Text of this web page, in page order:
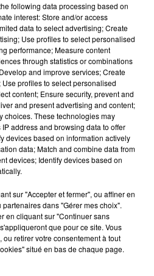
Didi B dévoilent le single le plus
de l’année
et Amélie Lens dévoilent leur
tant attendue
Blanco invite Selena Gomez et
invite Charlie Puth pour une
following data processing based on
interest: Store and/or access
data to select advertising; Create
Use profiles to select personalised
performance; Measure content
through statistics or combinations
and improve services; Create
profiles to select personalised
content; Ensure security, prevent and
and present advertising and content;
choices. These technologies may
address and browsing data to offer
devices based on information actively
data; Match and combine data from
devices; Identify devices based on
sur "Accepter et fermer", ou affiner en
dans "Gérer mes choix".
en cliquant sur "Continuer sans
que pour ce site. Vous
retirer votre consentement à tout
situé en bas de chaque page.